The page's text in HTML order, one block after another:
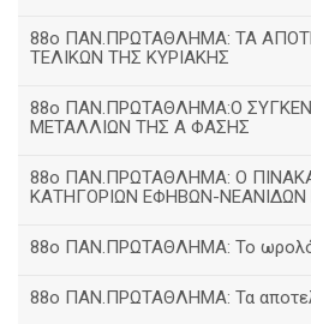
88ο ΠΑΝ.ΠΡΩΤΑΘΛΗΜΑ: ΤΑ
ΤΕΛΙΚΩΝ ΤΗΣ ΚΥΡΙΑΚΗΣ
88ο ΠΑΝ.ΠΡΩΤΑΘΛΗΜΑ:Ο
ΜΕΤΑΛΛΙΩΝ ΤΗΣ Α ΦΑΣΗΣ
88ο ΠΑΝ.ΠΡΩΤΑΘΛΗΜΑ: Ο
ΚΑΤΗΓΟΡΙΩΝ ΕΦΗΒΩΝ-ΝΕΑΝΙΔΩΝ
88ο ΠΑΝ.ΠΡΩΤΑΘΛΗΜΑ: Το
88ο ΠΑΝ.ΠΡΩΤΑΘΛΗΜΑ: Τα